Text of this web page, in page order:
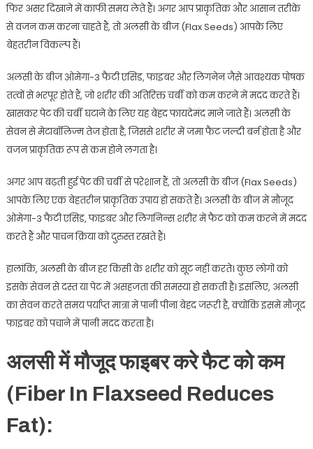
फिर असर दिखाने में काफी समय लेते हैं। अगर आप प्राकृतिक और आसान तरीके
से वजन कम करना चाहते हैं, तो अलसी के बीज (Flax Seeds) आपके लिए
बेहतरीन विकल्प हैं।
अलसी के बीज ओमेगा-3 फैटी एसिड, फाइबर और लिगनेन जैसे आवश्यक पोषक
तत्वों से भरपूर होते हैं, जो शरीर की अतिरिक्त चर्बी को कम करने में मदद करते हैं।
खासकर पेट की चर्बी घटाने के लिए यह बेहद फायदेमंद माने जाते हैं। अलसी के
सेवन से मेटाबॉलिज्म तेज होता है, जिससे शरीर में जमा फैट जल्दी बर्न होता है और
वजन प्राकृतिक रूप से कम होने लगता है।
अगर आप बढ़ती हुई पेट की चर्बी से परेशान हैं, तो अलसी के बीज (Flax Seeds)
आपके लिए एक बेहतरीन प्राकृतिक उपाय हो सकते हैं। अलसी के बीज में मौजूद
ओमेगा-3 फैटी एसिड, फाइबर और लिगनिन्स शरीर में फैट को कम करने में मदद
करते हैं और पाचन क्रिया को दुरुस्त रखते हैं।
हालांकि, अलसी के बीज हर किसी के शरीर को सूट नहीं करते। कुछ लोगों को
इसके सेवन से दस्त या पेट में असहजता की समस्या हो सकती है। इसलिए, अलसी
का सेवन करते समय पर्याप्त मात्रा में पानी पीना बेहद जरूरी है, क्योंकि इसमें मौजूद
फाइबर को पचाने में पानी मदद करता है।
अलसी में मौजूद फाइबर करे फैट को कम
(Fiber In Flaxseed Reduces
Fat):